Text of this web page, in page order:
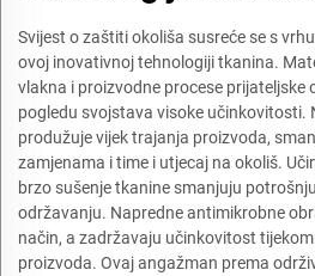
Svijest o zaštiti okoliša susreće se s
ovoj inovativnoj tehnologiji tkanina.
vlakna i proizvodne procese prijateljske
pogledu svojstava visoke učinkovitosti.
produžuje vijek trajanja proizvoda,
zamjenama i time i utjecaj na okoliš.
brzo sušenje tkanine smanjuju
održavanju. Napredne antimikrobne
način, a zadržavaju učinkovitost
proizvoda. Ovaj angažman prema